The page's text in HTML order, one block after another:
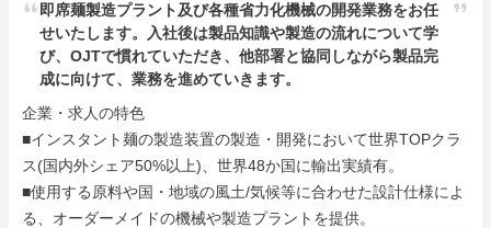
即席麺製造プラント及び各種省力化機械の開発業務をお任
せいたします。入社後は製品知識や製造の流れについて学
び、OJTで慣れていただき、他部署と協同しながら製品完
成に向けて、業務を進めていきます。
企業・求人の特色
■インスタント麺の製造装置の製造・開発において世界TOPクラ
ス(国内外シェア50%以上)、世界48か国に輸出実績有。
■使用する原料や国・地域の風土/気候等に合わせた設計仕様によ
る、オーダーメイドの機械や製造プラントを提供。